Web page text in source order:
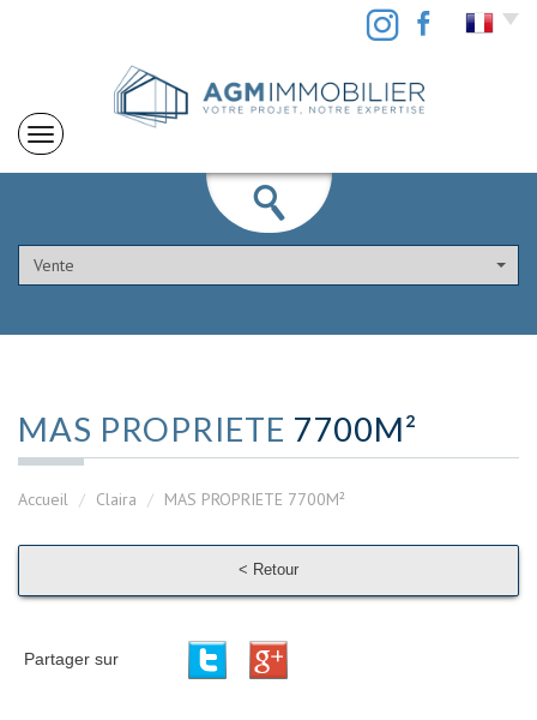
Vente
MAS PROPRIETE 7700M²
Accueil Claira MAS PROPRIETE 7700M²
< Retour
Partager sur